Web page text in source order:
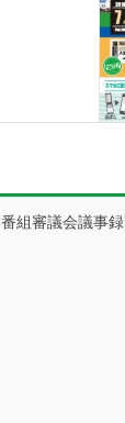
番組審議会議事録